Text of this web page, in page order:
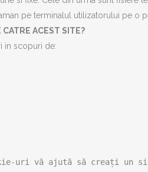
pe terminalul utilizatorului pe o
ACEST SITE?
in scopuri de:
uri vă ajută să creați un